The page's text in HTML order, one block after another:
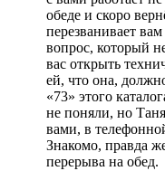
обеде и скоро
перезванивает
вопрос, который
вас открыть
ей, что она,
«73» этого
не поняли, но
вами, в
Знакомо, правда
перерыва на обед.